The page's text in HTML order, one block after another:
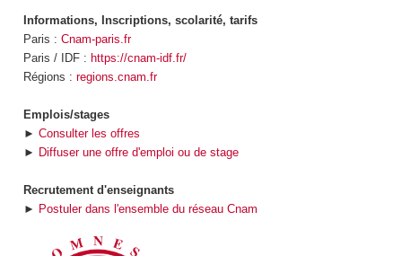
Informations, Inscriptions, scolarité, tarifs
Paris : Cnam-paris.fr
Paris / IDF : https://cnam-idf.fr/
Régions : regions.cnam.fr
Emplois/stages
► Consulter les offres
► Diffuser une offre d'emploi ou de stage
Recrutement d'enseignants
► Postuler dans l'ensemble du réseau Cnam